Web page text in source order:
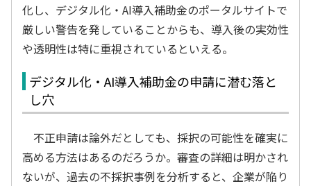
化し、デジタル化・AI導入補助金のポータルサイトで
厳しい警告を発していることからも、導入後の実効性
や透明性は特に重視されているといえる。
デジタル化・AI導入補助金の申請に潜む落と
し穴
不正申請は論外だとしても、採択の可能性を確実に
高める方法はあるのだろうか。審査の詳細は明かされ
ないが、過去の不採択事例を分析すると、企業が陥り